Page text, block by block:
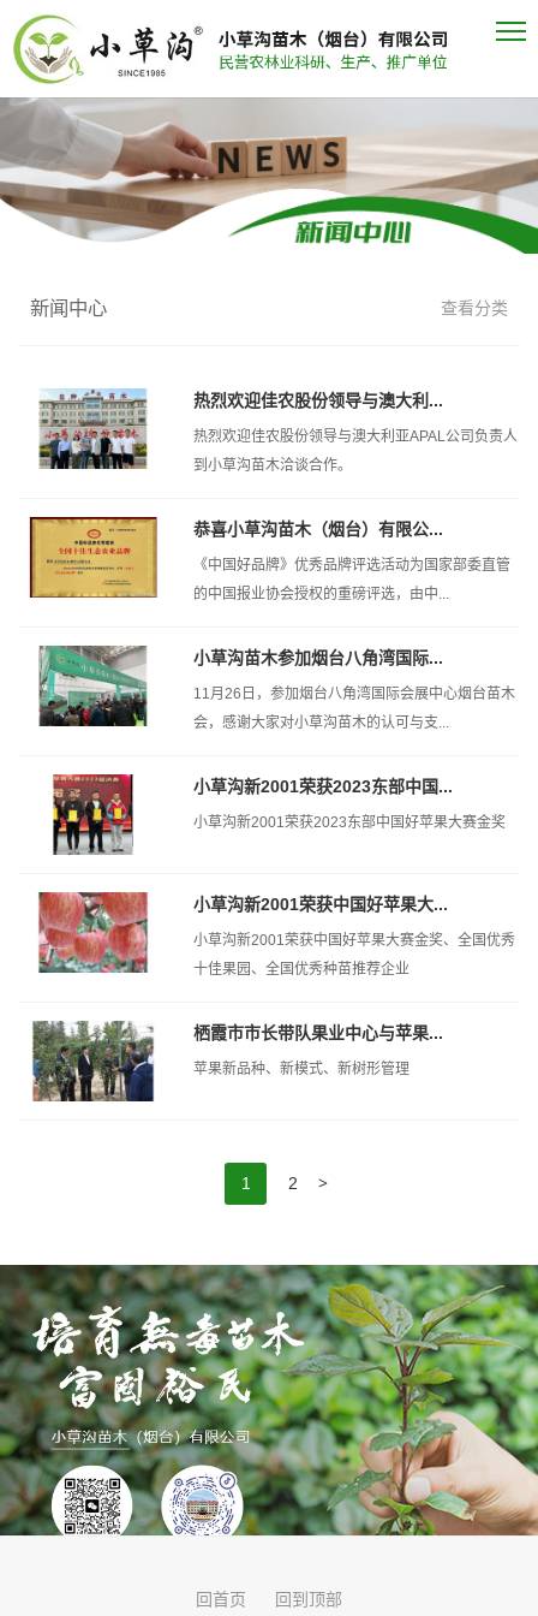
新闻中心 查看分类
热烈欢迎佳农股份领导与澳大利...
热烈欢迎佳农股份领导与澳大利亚APAL公司负责人
到小草沟苗木洽谈合作。
恭喜小草沟苗木（烟台）有限公...
《中国好品牌》优秀品牌评选活动为国家部委直管
的中国报业协会授权的重磅评选，由中...
小草沟苗木参加烟台八角湾国际...
11月26日，参加烟台八角湾国际会展中心烟台苗木
会，感谢大家对小草沟苗木的认可与支...
小草沟新2001荣获2023东部中国...
小草沟新2001荣获2023东部中国好苹果大赛金奖
小草沟新2001荣获中国好苹果大...
小草沟新2001荣获中国好苹果大赛金奖、全国优秀
十佳果园、全国优秀种苗推荐企业
栖霞市市长带队果业中心与苹果...
苹果新品种、新模式、新树形管理
1 2 >
回首页 回到顶部